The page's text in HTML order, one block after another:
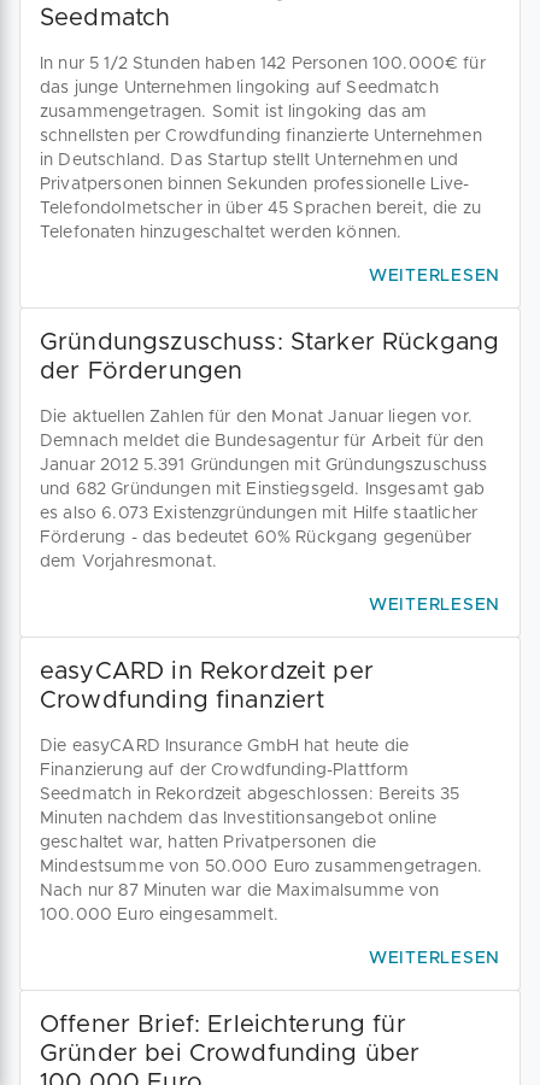
Seedmatch
In nur 5 1/2 Stunden haben 142 Personen 100.000€ für
das junge Unternehmen lingoking auf Seedmatch
zusammengetragen. Somit ist lingoking das am
schnellsten per Crowdfunding finanzierte Unternehmen
in Deutschland. Das Startup stellt Unternehmen und
Privatpersonen binnen Sekunden professionelle Live-
Telefondolmetscher in über 45 Sprachen bereit, die zu
Telefonaten hinzugeschaltet werden können.
WEITERLESEN
Gründungszuschuss: Starker Rückgang
der Förderungen
Die aktuellen Zahlen für den Monat Januar liegen vor.
Demnach meldet die Bundesagentur für Arbeit für den
Januar 2012 5.391 Gründungen mit Gründungszuschuss
und 682 Gründungen mit Einstiegsgeld. Insgesamt gab
es also 6.073 Existenzgründungen mit Hilfe staatlicher
Förderung - das bedeutet 60% Rückgang gegenüber
dem Vorjahresmonat.
WEITERLESEN
easyCARD in Rekordzeit per
Crowdfunding finanziert
Die easyCARD Insurance GmbH hat heute die
Finanzierung auf der Crowdfunding-Plattform
Seedmatch in Rekordzeit abgeschlossen: Bereits 35
Minuten nachdem das Investitionsangebot online
geschaltet war, hatten Privatpersonen die
Mindestsumme von 50.000 Euro zusammengetragen.
Nach nur 87 Minuten war die Maximalsumme von
100.000 Euro eingesammelt.
WEITERLESEN
Offener Brief: Erleichterung für
Gründer bei Crowdfunding über